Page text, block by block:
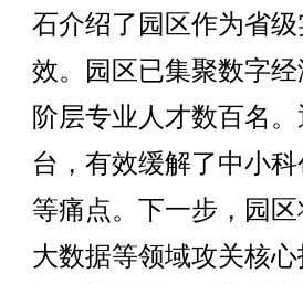
石介绍了园区作为省
效。园区已集聚数字
阶层专业人才数百名
台，有效缓解了中小
等痛点。下一步，园
大数据等领域攻关核